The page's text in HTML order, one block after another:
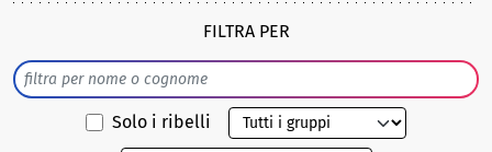
FILTRA PER
Solo i ribelli